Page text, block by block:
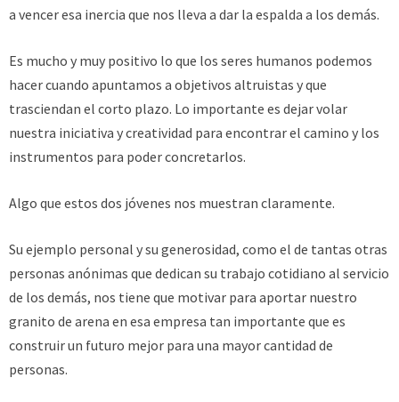
a vencer esa inercia que nos lleva a dar la espalda a los demás.
Es mucho y muy positivo lo que los seres humanos podemos
hacer cuando apuntamos a objetivos altruistas y que
trasciendan el corto plazo. Lo importante es dejar volar
nuestra iniciativa y creatividad para encontrar el camino y los
instrumentos para poder concretarlos.
Algo que estos dos jóvenes nos muestran claramente.
Su ejemplo personal y su generosidad, como el de tantas otras
personas anónimas que dedican su trabajo cotidiano al servicio
de los demás, nos tiene que motivar para aportar nuestro
granito de arena en esa empresa tan importante que es
construir un futuro mejor para una mayor cantidad de
personas.